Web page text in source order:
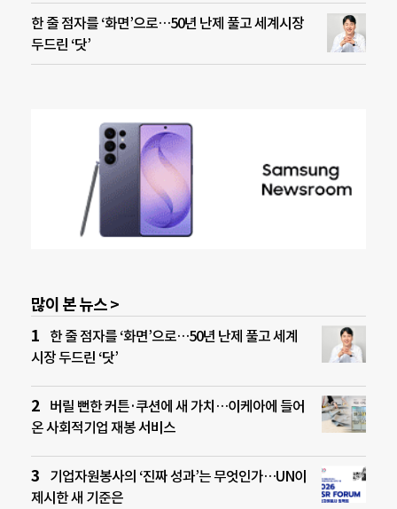
한 줄 점자를 ‘화면’으로…50년 난제 풀고 세계시장
두드린 ‘닷’
많이 본 뉴스 >
한 줄 점자를 ‘화면’으로…50년 난제 풀고 세계
시장 두드린 ‘닷’
버릴 뻔한 커튼·쿠션에 새 가치…이케아에 들어
온 사회적기업 재봉 서비스
기업자원봉사의 ‘진짜 성과’는 무엇인가…UN이
제시한 새 기준은